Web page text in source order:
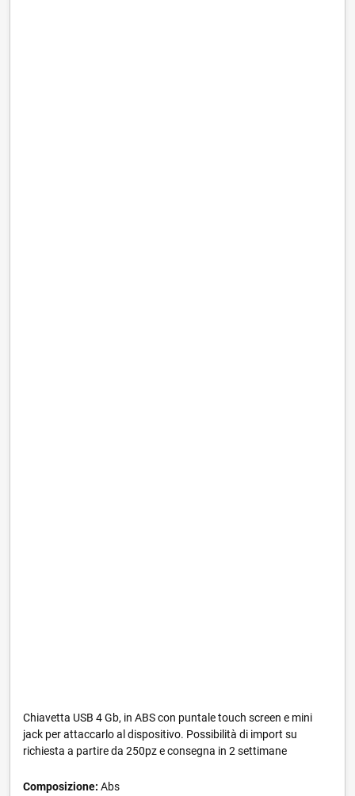
Chiavetta USB 4 Gb, in ABS con puntale touch screen e mini
jack per attaccarlo al dispositivo. Possibilità di import su
richiesta a partire da 250pz e consegna in 2 settimane
Composizione: Abs